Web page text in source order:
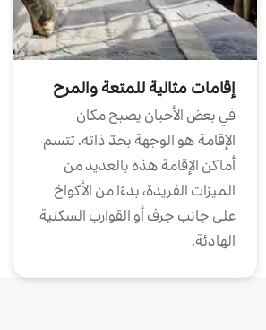
إقامات مثالية للمتعة والمرح
في بعض الأحيان يصبح مكان
الإقامة هو الوجهة بحدّ ذاته. تتسم
أماكن الإقامة هذه بالعديد من
الميزات الفريدة، بدءًا من الأكواخ
على جانب جرف أو القوارب السكنية
الهادئة.